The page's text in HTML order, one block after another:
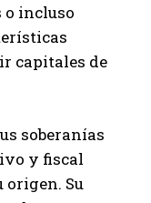
o incluso
capitales de
soberanías
y fiscal
origen. Su